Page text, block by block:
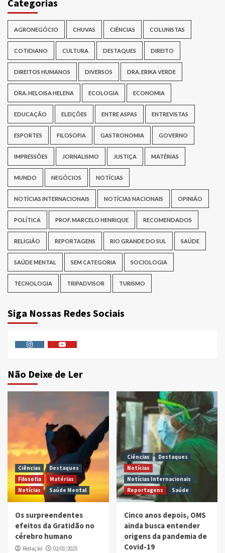
Categorias
AGRONEGÓCIO CHUVAS CIÊNCIAS COLUNISTAS
COTIDIANO CULTURA DESTAQUES DIREITO
DIREITOS HUMANOS DIVERSOS DRA. ERIKA VERDE
DRA. HELOISA HELENA ECOLOGIA ECONOMIA
EDUCAÇÃO ELEIÇÕES ENTRE ASPAS ENTREVISTAS
ESPORTES FILOSOFIA GASTRONOMIA GOVERNO
IMPRESSÕES JORNALISMO JUSTIÇA MATÉRIAS
MUNDO NEGÓCIOS NOTÍCIAS
NOTÍCIAS INTERNACIONAIS NOTÍCIAS NACIONAIS OPINIÃO
POLÍTICA PROF. MARCELO HENRIQUE RECOMENDADOS
RELIGIÃO REPORTAGENS RIO GRANDE DO SUL SAÚDE
SAÚDE MENTAL SEM CATEGORIA SOCIOLOGIA
TECNOLOGIA TRIPADVISOR TURISMO
Siga Nossas Redes Sociais
Não Deixe de Ler
Ciências
Destaques
Filosofia
Matérias
Notícias
Saúde Mental
Os surpreendentes
efeitos da Gratidão no
cérebro humano
Redação 02/01/2025
Ciências
Destaques
Notícias
Notícias Internacionais
Reportagens
Saúde
Cinco anos depois, OMS
ainda busca entender
origens da pandemia de
Covid-19